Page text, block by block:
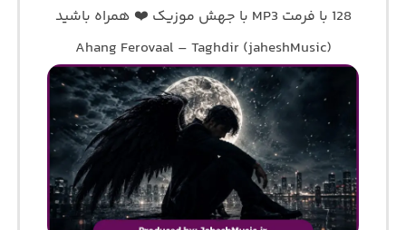
128 با فرمت MP3 با جهش موزیک ❤️ همراه باشید
Ahang Ferovaal – Taghdir (jaheshMusic)